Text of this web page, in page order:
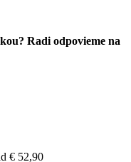
Radi odpovieme na
€ 52,90